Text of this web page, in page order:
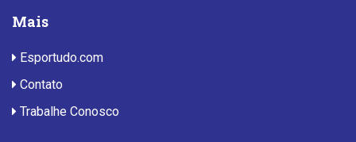
Mais
Esportudo.com
Contato
Trabalhe Conosco